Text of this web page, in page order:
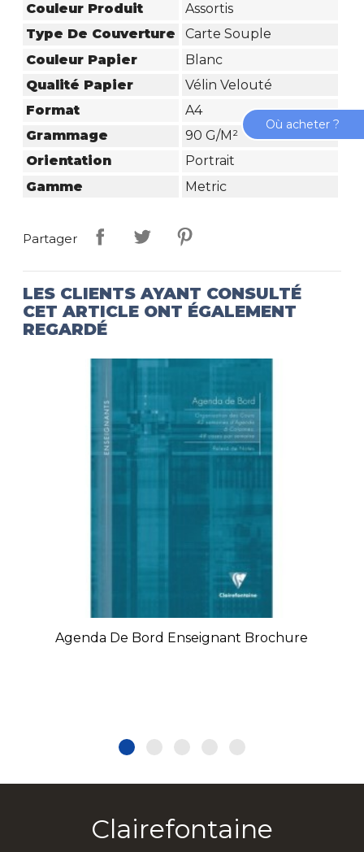
Couleur Produit
Assortis
Type De Couverture
Carte Souple
Couleur Papier
Blanc
Qualité Papier
Vélin Velouté
Format
A4
Grammage
90 G/m²
Orientation
Portrait
Gamme
Metric
Partager
LES CLIENTS AYANT CONSULTÉ
CET ARTICLE ONT ÉGALEMENT
REGARDÉ
Agenda De Bord Enseignant Brochure
Clairefontaine
Où acheter ?